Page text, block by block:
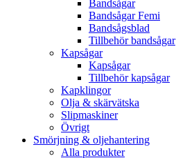
Bandsågar
Bandsågar Femi
Bandsågsblad
Tillbehör bandsågar
Kapsågar
Kapsågar
Tillbehör kapsågar
Kapklingor
Olja & skärvätska
Slipmaskiner
Övrigt
Smörjning & oljehantering
Alla produkter